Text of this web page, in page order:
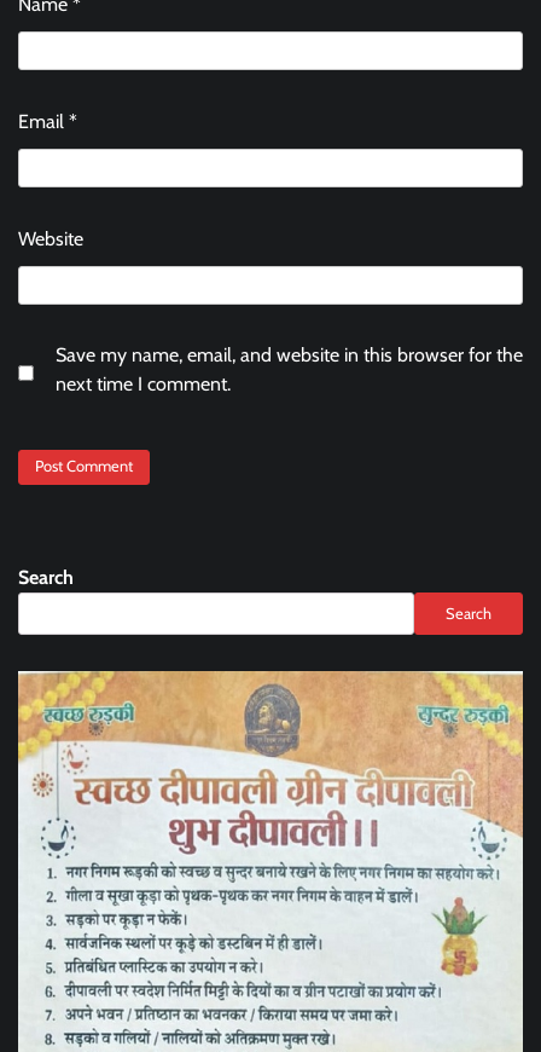
Email *
Website
Save my name, email, and website in this browser for the
next time I comment.
Search
Search